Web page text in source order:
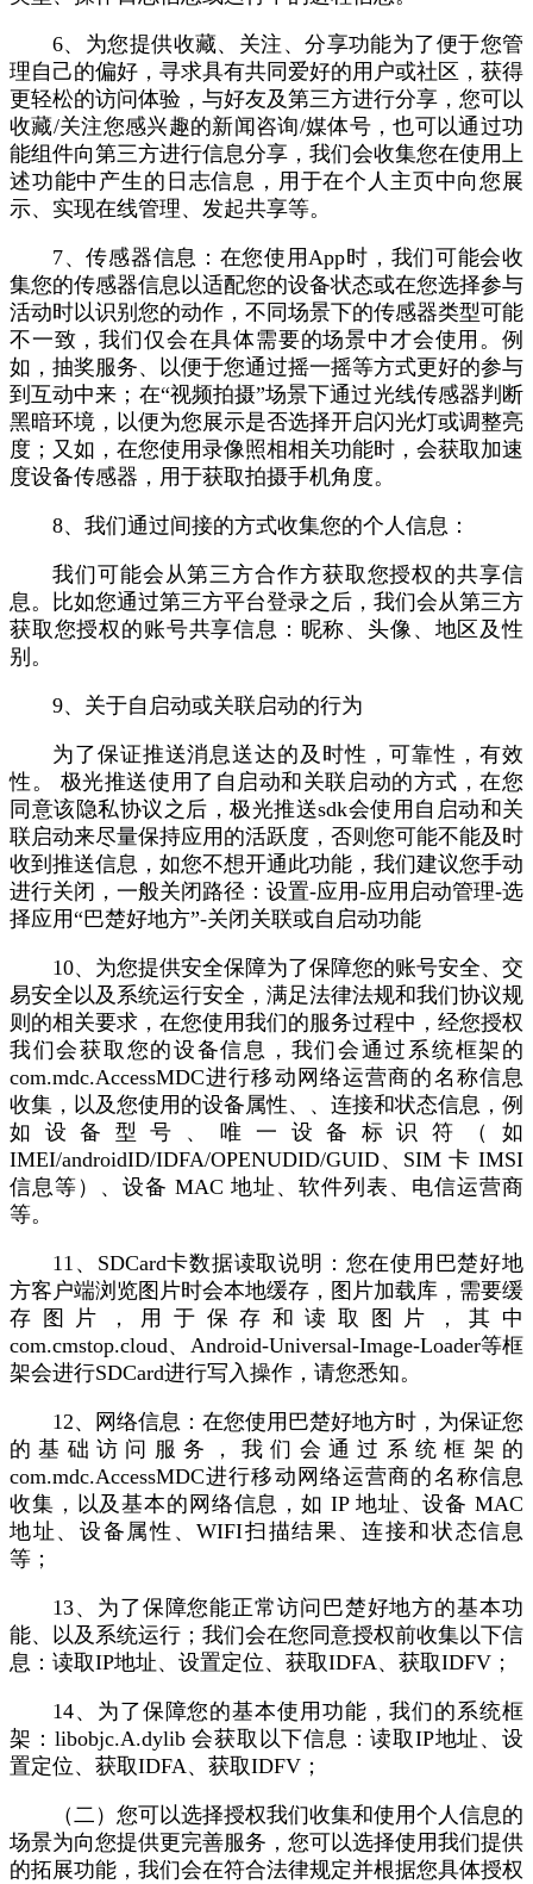
6、为您提供收藏、关注、分享功能为了便于您管
理自己的偏好，寻求具有共同爱好的用户或社区，获得
更轻松的访问体验，与好友及第三方进行分享，您可以
收藏/关注您感兴趣的新闻咨询/媒体号，也可以通过功
能组件向第三方进行信息分享，我们会收集您在使用上
述功能中产生的日志信息，用于在个人主页中向您展
示、实现在线管理、发起共享等。
7、传感器信息：在您使用App时，我们可能会收
集您的传感器信息以适配您的设备状态或在您选择参与
活动时以识别您的动作，不同场景下的传感器类型可能
不一致，我们仅会在具体需要的场景中才会使用。例
如，抽奖服务、以便于您通过摇一摇等方式更好的参与
到互动中来；在“视频拍摄”场景下通过光线传感器判断
黑暗环境，以便为您展示是否选择开启闪光灯或调整亮
度；又如，在您使用录像照相相关功能时，会获取加速
度设备传感器，用于获取拍摄手机角度。
8、我们通过间接的方式收集您的个人信息：
我们可能会从第三方合作方获取您授权的共享信
息。比如您通过第三方平台登录之后，我们会从第三方
获取您授权的账号共享信息：昵称、头像、地区及性
别。
9、关于自启动或关联启动的行为
为了保证推送消息送达的及时性，可靠性，有效
性。 极光推送使用了自启动和关联启动的方式，在您
同意该隐私协议之后，极光推送sdk会使用自启动和关
联启动来尽量保持应用的活跃度，否则您可能不能及时
收到推送信息，如您不想开通此功能，我们建议您手动
进行关闭，一般关闭路径：设置-应用-应用启动管理-选
择应用“巴楚好地方”-关闭关联或自启动功能
10、为您提供安全保障为了保障您的账号安全、交
易安全以及系统运行安全，满足法律法规和我们协议规
则的相关要求，在您使用我们的服务过程中，经您授权
我们会获取您的设备信息，我们会通过系统框架的
com.mdc.AccessMDC进行移动网络运营商的名称信息
收集，以及您使用的设备属性、、连接和状态信息，例
如设备型号、唯一设备标识符（如
IMEI/androidID/IDFA/OPENUDID/GUID、SIM 卡 IMSI
信息等）、设备 MAC 地址、软件列表、电信运营商
等。
11、SDCard卡数据读取说明：您在使用巴楚好地
方客户端浏览图片时会本地缓存，图片加载库，需要缓
存图片，用于保存和读取图片，其中
com.cmstop.cloud、Android-Universal-Image-Loader等框
架会进行SDCard进行写入操作，请您悉知。
12、网络信息：在您使用巴楚好地方时，为保证您
的基础访问服务，我们会通过系统框架的
com.mdc.AccessMDC进行移动网络运营商的名称信息
收集，以及基本的网络信息，如 IP 地址、设备 MAC
地址、设备属性、WIFI扫描结果 、连接和状态信息
等；
13、为了保障您能正常访问巴楚好地方的基本功
能、以及系统运行；我们会在您同意授权前收集以下信
息：读取IP地址、设置定位、获取IDFA、获取IDFV；
14、为了保障您的基本使用功能，我们的系统框
架：libobjc.A.dylib 会获取以下信息：读取IP地址、设
置定位、获取IDFA、获取IDFV；
（二）您可以选择授权我们收集和使用个人信息的
场景为向您提供更完善服务，您可以选择使用我们提供
的拓展功能，我们会在符合法律规定并根据您具体授权